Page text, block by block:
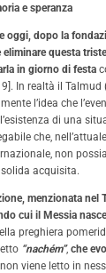
e speranza
oggi, dopo la
eliminare questa
in giorno di festa
In realtà il Talmud
l’idea che
di una
che,
non
acquisita.
menzionata nel
cui il Messia
preghiera
“nachém”, che
non viene letto in